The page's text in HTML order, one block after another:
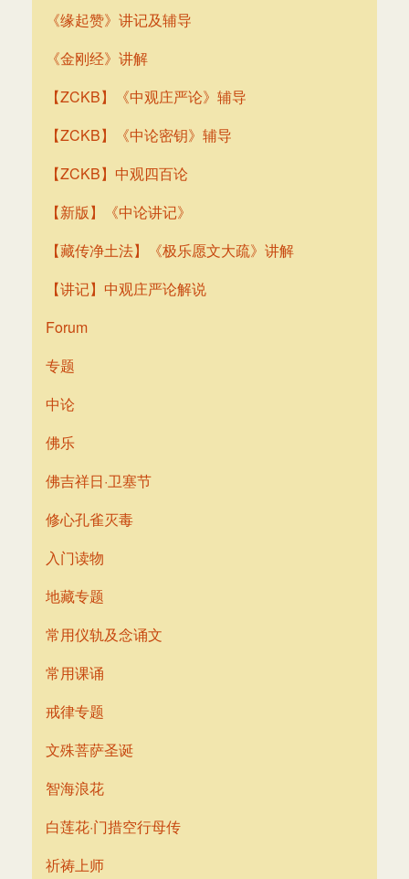
《缘起赞》讲记及辅导
《金刚经》讲解
【ZCKB】《中观庄严论》辅导
【ZCKB】《中论密钥》辅导
【ZCKB】中观四百论
【新版】《中论讲记》
【藏传净土法】《极乐愿文大疏》讲解
【讲记】中观庄严论解说
Forum
专题
中论
佛乐
佛吉祥日·卫塞节
修心孔雀灭毒
入门读物
地藏专题
常用仪轨及念诵文
常用课诵
戒律专题
文殊菩萨圣诞
智海浪花
白莲花·门措空行母传
祈祷上师